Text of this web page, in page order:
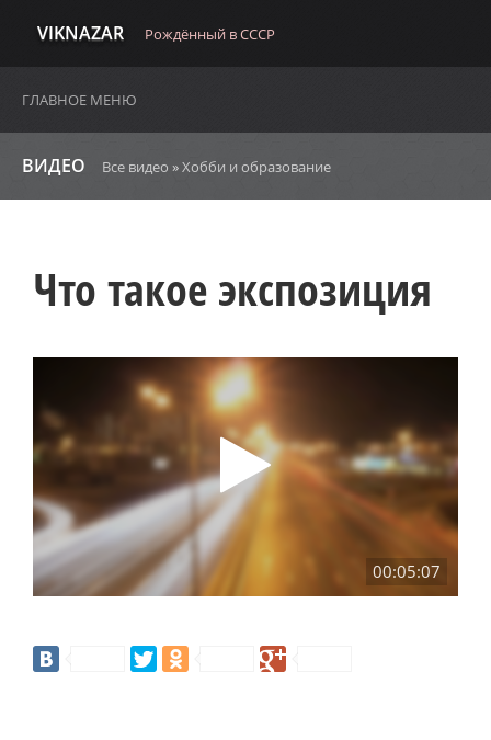
VIKNAZAR Рождённый в СССР
ГЛАВНОЕ МЕНЮ
ВИДЕО Все видео »Хобби и образование
Что такое экспозиция
00:05:07